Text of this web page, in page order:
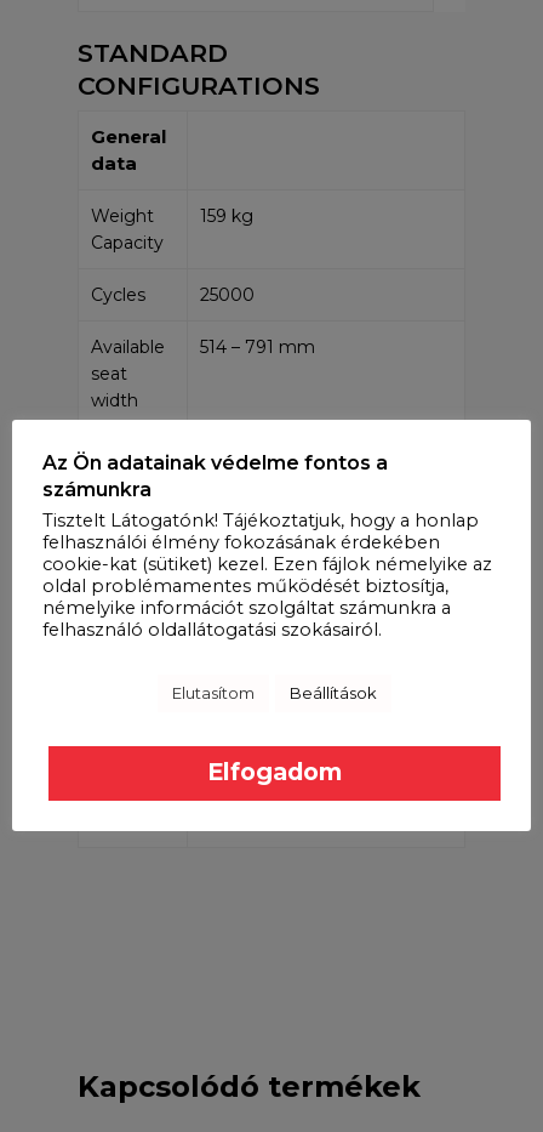
STANDARD
CONFIGURATIONS
General
data
Weight
Capacity
159 kg
Cycles 25000
Available
seat
width
514 – 791 mm
Actuating
drive
JLDQ.19B.435.250D02
Switch
JLDK.17.03.01: two metal
buttons
Power
Supply
JLDP.057.001 SMPS 100-
240Vac/29Vdc1.8A
R5.506.01.120 European
1200mm
Kapcsolódó termékek
Az Ön adatainak védelme fontos a
számunkra
Tisztelt Látogatónk! Tájékoztatjuk, hogy a honlap
felhasználói élmény fokozásának érdekében
cookie-kat (sütiket) kezel. Ezen fájlok némelyike az
oldal problémamentes működését biztosítja,
némelyike információt szolgáltat számunkra a
felhasználó oldallátogatási szokásairól.
Elutasítom Beállítások
Elfogadom